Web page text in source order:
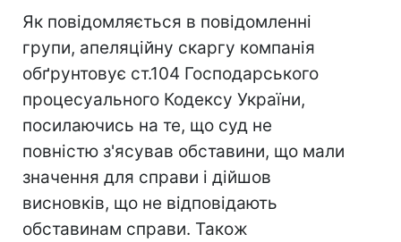
Як повідомляється в повідомленні
групи, апеляційну скаргу компанія
обґрунтовує ст.104 Господарського
процесуального Кодексу України,
посилаючись на те, що суд не
повністю з'ясував обставини, що мали
значення для справи і дійшов
висновків, що не відповідають
обставинам справи. Також